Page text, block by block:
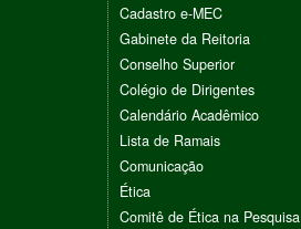
Cadastro e-MEC
Gabinete da Reitoria
Conselho Superior
Colégio de Dirigentes
Calendário Acadêmico
Lista de Ramais
Comunicação
Ética
Comitê de Ética na Pesquisa